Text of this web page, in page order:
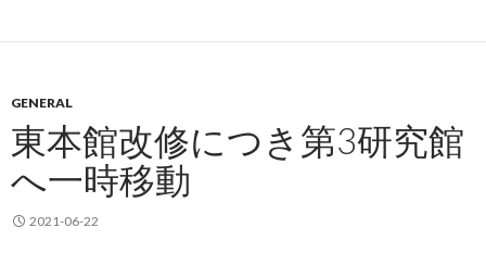
GENERAL
東本館改修につき第3研究館
へ一時移動
2021-06-22